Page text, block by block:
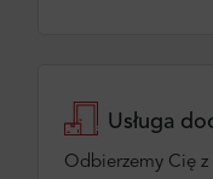
Usługa
Odbierzemy Cię